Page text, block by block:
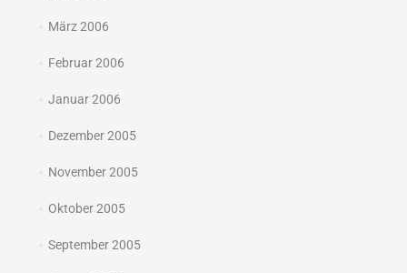
März 2006
Februar 2006
Januar 2006
Dezember 2005
November 2005
Oktober 2005
September 2005